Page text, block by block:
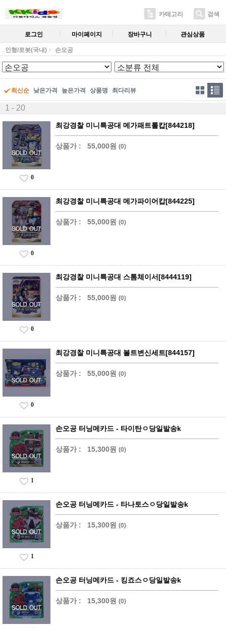
카테고리 검색
로그인 마이페이지 장바구니 관심상품
인형/로봇(국내) 손오공
최신순 낮은가격 높은가격 상품명 최다리뷰
1 - 20
최강경찰 미니특공대 메가패트롤캅[844218]
상품가 : 55,000원 (0)
0
최강경찰 미니특공대 메가파이어캅[844225]
상품가 : 55,000원 (0)
0
최강경찰 미니특공대 스톰체이서[8444119]
상품가 : 55,000원 (0)
0
최강경찰 미니특공대 볼트변신세트[844157]
상품가 : 55,000원 (0)
0
손오공 터닝메카드 - 타이탄ㅇ당일발송k
상품가 : 15,300원 (0)
1
손오공 터닝메카드 - 타나토스ㅇ당일발송k
상품가 : 15,300원 (0)
1
손오공 터닝메카드 - 킹죠스ㅇ당일발송k
상품가 : 15,300원 (0)